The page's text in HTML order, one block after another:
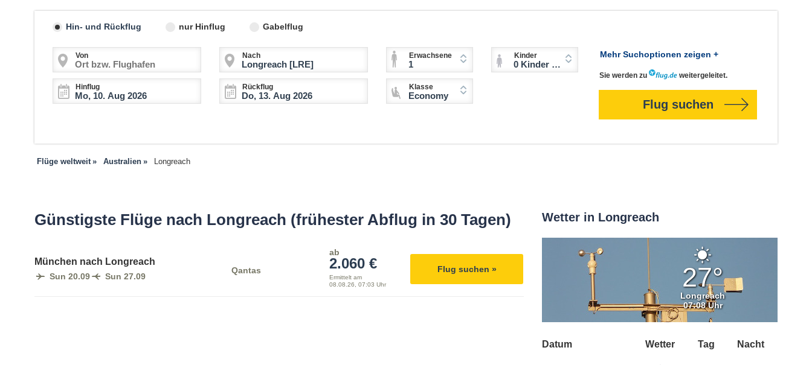
Hin- und Rückflug nur Hinflug Gabelflug
Von Nach
Hinflug Rückflug
Erwachsene
1
Kinder
0 Kinder (2-11 Jahre)
Klasse
Economy
Mehr Suchoptionen zeigen +
Sie werden zu weitergeleitet.
Flug suchen
Flüge weltweit Australien Longreach
Günstigste Flüge nach Longreach (frühester Abflug in 30 Tagen)
München nach Longreach
Sun 20.09 Sun 27.09
Qantas
ab
2.060 €
Ermittelt am
08.08.26, 07:03 Uhr
Flug suchen »
Wetter in Longreach
Klarer
Himmel
27°
Longreach
07:08 Uhr
Datum Wetter Tag Nacht